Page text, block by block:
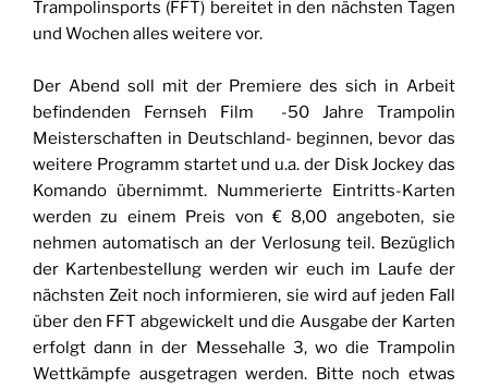
Trampolinsports (FFT) bereitet in den nächsten Tagen
und Wochen alles weitere vor.
Der Abend soll mit der Premiere des sich in Arbeit
befindenden Fernseh Film -50 Jahre Trampolin
Meisterschaften in Deutschland- beginnen, bevor das
weitere Programm startet und u.a. der Disk Jockey das
Komando übernimmt. Nummerierte Eintritts-Karten
werden zu einem Preis von € 8,00 angeboten, sie
nehmen automatisch an der Verlosung teil. Bezüglich
der Kartenbestellung werden wir euch im Laufe der
nächsten Zeit noch informieren, sie wird auf jeden Fall
über den FFT abgewickelt und die Ausgabe der Karten
erfolgt dann in der Messehalle 3, wo die Trampolin
Wettkämpfe ausgetragen werden. Bitte noch etwas